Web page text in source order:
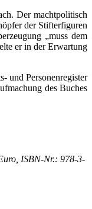
Der machtpolitisch
der Stifterfiguren
„muss dem
er in der Erwartung
und Personenregister
des Buches
ISBN-Nr.: 978-3-